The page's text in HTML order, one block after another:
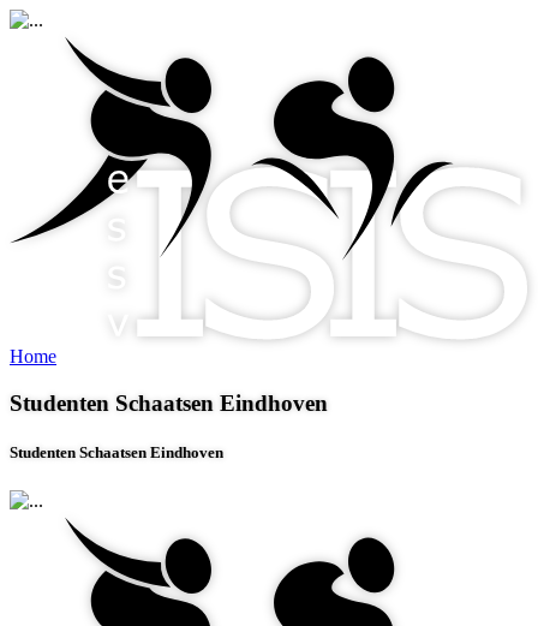
Home
Studenten Schaatsen Eindhoven
Studenten Schaatsen Eindhoven